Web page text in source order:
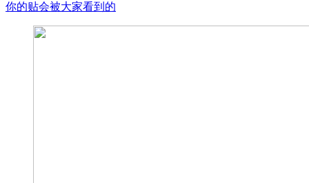
你的贴会被大家看到的